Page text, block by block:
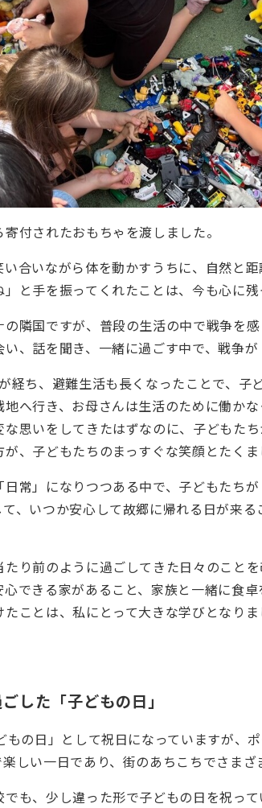
付されたおもちゃを渡しました。
合いながら体を動かすうちに、自然と
と手を振ってくれたことは、今も心に残
隣国ですが、普段の生活の中で戦争を
、話を聞き、一緒に過ごす中で、戦争
経ち、避難生活も長くなったことで、
へ行き、お母さんは生活のために働か
思いをしてきたはずなのに、子どもた
、子どもたちのまっすぐな笑顔とたく
常」になりつつある中で、子どもたち
、いつか安心して故郷に帰れる日が来
たり前のように過ごしてきた日々のこと
できる家があること、家族と一緒に食
ことは、私にとって大きな学びとなりま
した「子どもの日」
もの日」として祝日になっていますが、
しい一日であり、街のあちこちでさまざ
も、少し違った形で子どもの日を祝っ